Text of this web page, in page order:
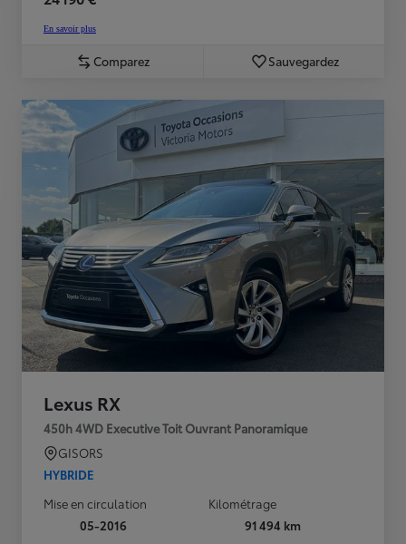
En savoir plus
Comparez Sauvegardez
Lexus RX
450h 4WD Executive Toit Ouvrant Panoramique
GISORS
HYBRIDE
Mise en circulation
05-2016
Kilométrage
91 494 km